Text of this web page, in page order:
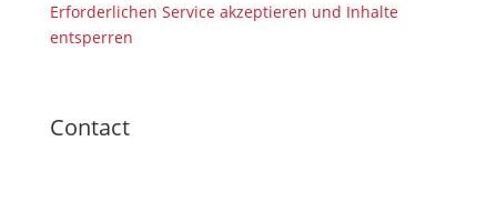
Erforderlichen Service akzeptieren und Inhalte
entsperren
Contact